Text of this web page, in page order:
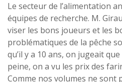
Le secteur de l’alimentation
équipes de recherche. M.
viser les bons joueurs et les
problématiques de la pêche
qu’il y a 10 ans, on jugeait
peine, on a vu les prix des
Comme nos volumes ne sont